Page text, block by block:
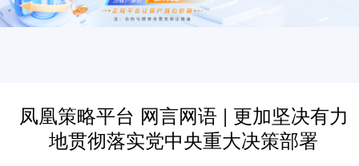
凤凰策略平台 网言网语 | 更加坚决有力
地贯彻落实党中央重大决策部署